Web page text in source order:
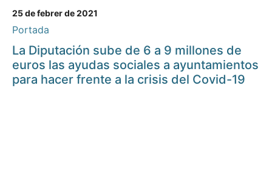
25 de febrer de 2021
Portada
La Diputación sube de 6 a 9 millones de
euros las ayudas sociales a ayuntamientos
para hacer frente a la crisis del Covid-19